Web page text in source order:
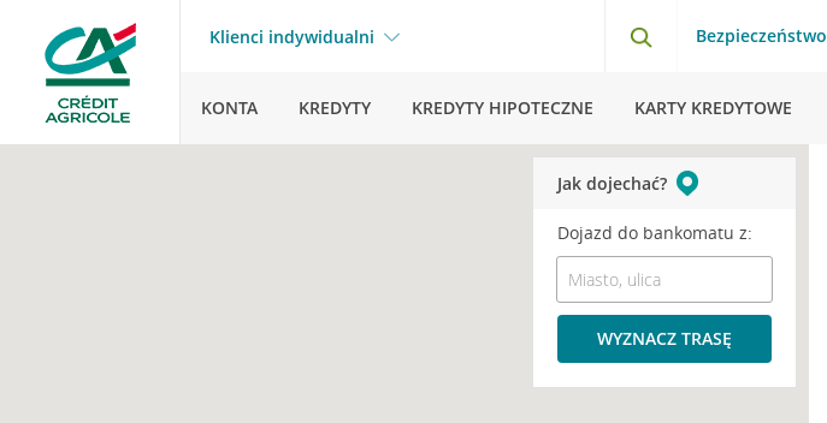
Klienci indywidualni Bezpieczeństwo
KONTA KREDYTY KREDYTY HIPOTECZNE KARTY KREDYTOWE
Jak dojechać?
Dojazd do bankomatu z:
WYZNACZ TRASĘ